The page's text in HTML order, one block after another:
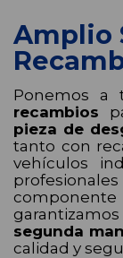
Amplio
Ponemos a
recambios
pieza de
tanto con
vehículos
componente
segunda
calidad y